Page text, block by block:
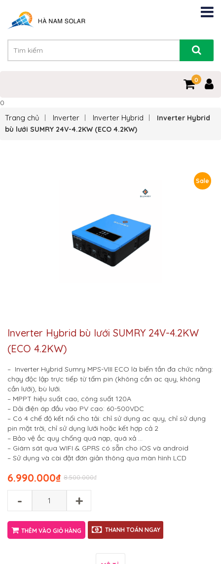
0
0
Trang chủ Inverter Inverter Hybrid
Inverter Hybrid
bù lưới SUMRY 24V-4.2KW (ECO 4.2KW)
Sale
Inverter Hybrid bù lưới SUMRY 24V-4.2KW
(ECO 4.2KW)
– Inverter Hybrid Sumry MPS-VIII ECO là biến tần đa chức năng:
chạy độc lập trực tiếp từ tấm pin (không cần ac quy, không
cần lưới), bù lưới.
– MPPT hiệu suất cao, công suất 120A
– Dải điện áp đầu vào PV cao: 60-500VDC
– Có 4 chế độ kết nối cho tải: chỉ sử dụng ac quy, chỉ sử dụng
pin mặt trời, chỉ sử dụng lưới hoặc kết hợp cả 2
– Bảo vệ ắc quy chống quá nạp, quá xả …
– Giám sát qua WIFI & GPRS có sẵn cho iOS và android
– Sử dụng và cài đặt đơn giản thông qua màn hình LCD
₫
8.500.000
₫
6.990.000
- +
THÊM VÀO GIỎ HÀNG THANH TOÁN NGAY